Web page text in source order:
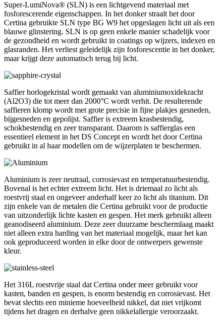
Super-LumiNova® (SLN) is een lichtgevend materiaal met
fosforescerende eigenschappen. In het donker straalt het door
Certina gebruikte SLN type BG W9 het opgeslagen licht uit als een
blauwe glinstering. SLN is op geen enkele manier schadelijk voor
de gezondheid en wordt gebruikt in coatings op wijzers, indexen en
glasranden. Het verliest geleidelijk zijn fosforescentie in het donker,
maar krijgt deze automatisch terug bij licht.
Saffier horlogekristal wordt gemaakt van aluminiumoxidekracht
(Al2O3) die tot meer dan 2000°C wordt verhit. De resulterende
saffieren klomp wordt met grote precisie in fijne plakjes gesneden,
bijgesneden en gepolijst. Saffier is extreem krasbestendig,
schokbestendig en zeer transparant. Daarom is saffierglas een
essentieel element in het DS Concept en wordt het door Certina
gebruikt in al haar modellen om de wijzerplaten te beschermen.
Aluminium is zeer neutraal, corrosievast en temperatuurbestendig.
Bovenal is het echter extreem licht. Het is driemaal zo licht als
roestvrij staal en ongeveer anderhalf keer zo licht als titanium. Dit
zijn enkele van de metalen die Certina gebruikt voor de productie
van uitzonderlijk lichte kasten en gespen. Het merk gebruikt alleen
geanodiseerd aluminium. Deze zeer duurzame beschermlaag maakt
niet alleen extra harding van het materiaal mogelijk, maar het kan
ook geproduceerd worden in elke door de ontwerpers gewenste
kleur.
Het 316L roestvrije staal dat Certina onder meer gebruikt voor
kasten, banden en gespen, is enorm bestendig en corrosievast. Het
bevat slechts een minieme hoeveelheid nikkel, dat niet vrijkomt
tijdens het dragen en derhalve geen nikkelallergie veroorzaakt.